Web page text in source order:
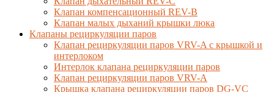
Клапан компенсационный REV-B
Клапан малых дыханий крышки люка
Клапаны рециркуляции паров
Клапан рециркуляции паров VRV-A с крышкой и
интерлоком
Интерлок клапана рециркуляции паров
Клапан рециркуляции паров VRV-A
Крышка клапана рециркуляции паров DG-VC